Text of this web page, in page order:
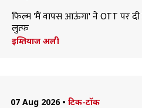
फिल्म 'मैं वापस आऊंगा' ने OTT पर
लुत्फ
इम्तियाज अली
07 Aug 2026 • टिक-टॉक